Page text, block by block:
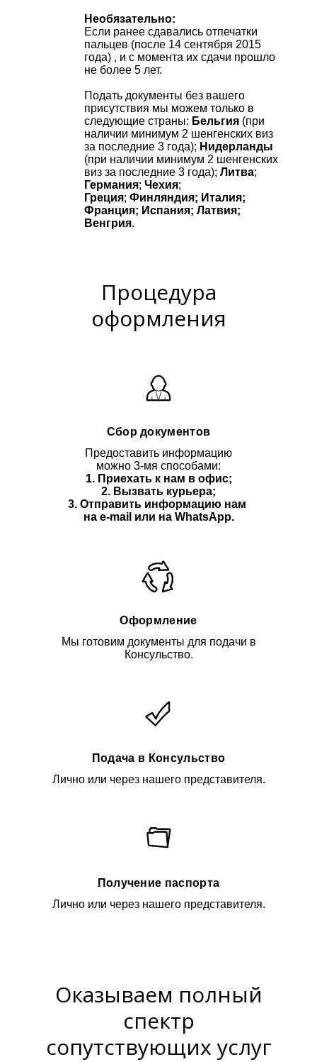
Необязательно:
Если ранее сдавались отпечатки
пальцев (после 14 сентября 2015
года) , и с момента их сдачи прошло
не более 5 лет.
Подать документы без вашего
присутствия мы можем только в
следующие страны: Бельгия (при
наличии минимум 2 шенгенских виз
за последние 3 года); Нидерланды
(при наличии минимум 2 шенгенских
виз за последние 3 года); Литва;
Германия; Чехия;
Греция; Финляндия; Италия;
Франция; Испания; Латвия;
Венгрия.
Процедура
оформления
Сбор документов
Предоставить информацию
можно 3-мя способами:
1. Приехать к нам в офис;
2. Вызвать курьера;
3. Отправить информацию нам
на e-mail или на WhatsApp.
Оформление
Мы готовим документы для подачи в
Консульство.
Подача в Консульство
Лично или через нашего представителя.
Получение паспорта
Лично или через нашего представителя.
Оказываем полный
спектр
сопутствующих услуг